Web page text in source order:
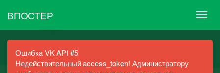
ВПОСТЕР
Ошибка VK API #5
Недействительный access_token! Администратору